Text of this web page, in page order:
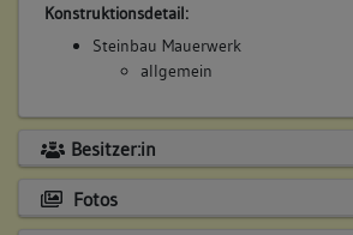
Konstruktionsdetail:
Steinbau Mauerwerk
allgemein
Besitzer:in
Fotos